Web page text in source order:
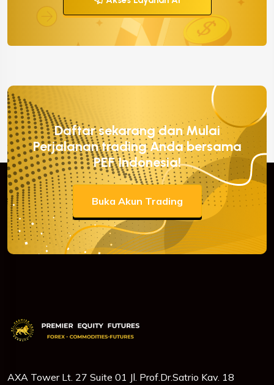
Daftar sekarang dan Mulai
Perjalanan trading Anda bersama
PEF Indonesia!
Buka Akun Trading
AXA Tower Lt. 27 Suite 01 Jl. Prof.Dr.Satrio Kav. 18